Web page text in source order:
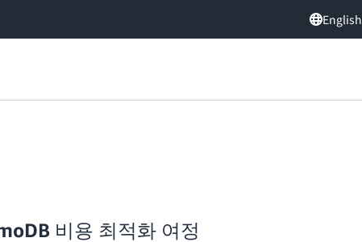
English
비용 최적화 여정